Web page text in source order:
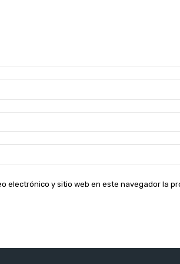
electrónico y sitio web en este navegador la